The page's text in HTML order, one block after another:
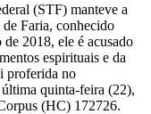
(STF) manteve a
Faria, conhecido
2018, ele é acusado
espirituais e da
proferida no
quinta-feira (22),
(HC) 172726.